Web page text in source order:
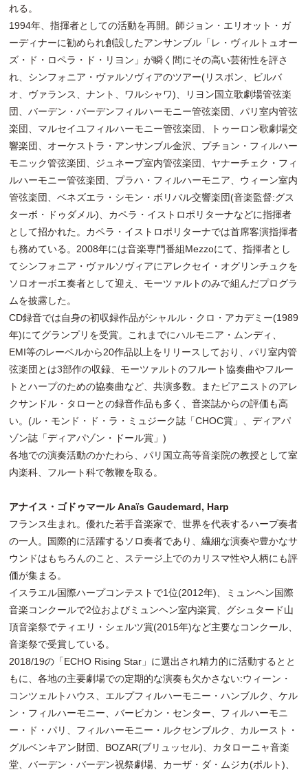
れる。
1994年、指揮者としての活動を再開。師ジョン・エリオット・ガ
ーディナーに勧められ創設したアンサンブル「レ・ヴィルトュオー
ズ・ド・ロペラ・ド・リヨン」が瞬く間にその高い芸術性を評さ
れ、シンフォニア・ヴァルソヴィアのツアー(リスボン、ビルバ
オ、ヴァランス、ナント、ワルシャワ)、リヨン国立歌劇場管弦楽
団、バーデン・バーデンフィルハーモニー管弦楽団、パリ室内管弦
楽団、マルセイユフィルハーモニー管弦楽団、トゥーロン歌劇場交
響楽団、オーケストラ・アンサンブル金沢、プチョン・フィルハー
モニック管弦楽団、ジュネーブ室内管弦楽団、ヤナーチェク・フィ
ルハーモニー管弦楽団、プラハ・フィルハーモニア、ウィーン室内
管弦楽団、ベネズエラ・シモン・ボリバル交響楽団(音楽監督:グス
ターボ・ドゥダメル)、カペラ・イストロポリターナなどに指揮者
として招かれた。カペラ・イストロポリターナでは首席客演指揮者
も務めている。2008年には音楽専門番組Mezzoにて、指揮者とし
てシンフォニア・ヴァルソヴィアにアレクセイ・オグリンチュクを
ソロオーボエ奏者として迎え、モーツァルトのみで組んだプログラ
ムを披露した。
CD録音では自身の初収録作品がシャルル・クロ・アカデミー(1989
年)にてグランプリを受賞。これまでにハルモニア・ムンディ、
EMI等のレーベルから20作品以上をリリースしており、パリ室内管
弦楽団とは3部作の収録、モーツァルトのフルート協奏曲やフルー
トとハープのための協奏曲など、共演多数。またピアニストのアレ
クサンドル・タローとの録音作品も多く、音楽誌からの評価も高
い。(ル・モンド・ド・ラ・ミュジーク誌「CHOC賞」、ディアパ
ゾン誌「ディアパゾン・ドール賞」)
各地での演奏活動のかたわら、パリ国立高等音楽院の教授として室
内楽科、フルート科で教鞭を取る。
アナイス・ゴドゥマール Anaïs Gaudemard, Harp
フランス生まれ。優れた若手音楽家で、世界を代表するハープ奏者
の一人。国際的に活躍するソロ奏者であり、繊細な演奏や豊かなサ
ウンドはもちろんのこと、ステージ上でのカリスマ性や人柄にも評
価が集まる。
イスラエル国際ハープコンテストで1位(2012年)、ミュンヘン国際
音楽コンクールで2位およびミュンヘン室内楽賞、グシュタード山
頂音楽祭でティエリ・シェルツ賞(2015年)など主要なコンクール、
音楽祭で受賞している。
2018/19の「ECHO Rising Star」に選出され精力的に活動するとと
もに、各地の主要劇場での定期的な演奏も欠かさない:ウィーン・
コンツェルトハウス、エルプフィルハーモニー・ハンブルク、ケル
ン・フィルハーモニー、バービカン・センター、フィルハーモニ
ー・ド・パリ、フィルハーモニー・ルクセンブルク、カルースト・
グルベンキアン財団、BOZAR(ブリュッセル)、カタローニャ音楽
堂、バーデン・バーデン祝祭劇場、カーザ・ダ・ムジカ(ポルト)、